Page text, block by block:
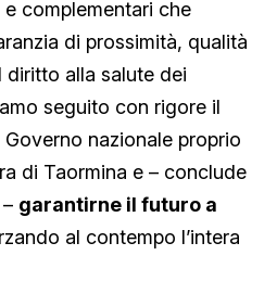
complementari che
di prossimità, qualità
diritto alla salute dei
seguito con rigore il
nazionale proprio
di Taormina e – conclude
garantirne il futuro a
al contempo l’intera